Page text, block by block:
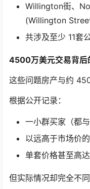
Willington街、
(Willington
共涉及至少 11套
4500万美元交易背后
这些问题房产与约
根据公开记录：
一小群买家（都
以远高于市场价
单套价格甚至高
但实际情况却完全不同